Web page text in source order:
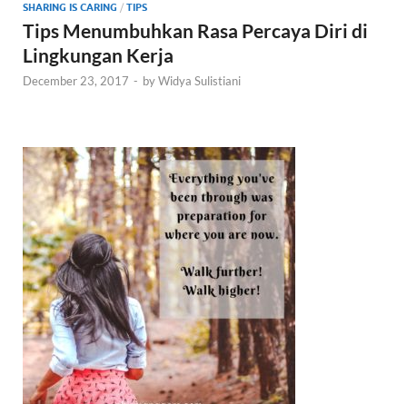
SHARING IS CARING / TIPS
Tips Menumbuhkan Rasa Percaya Diri di
Lingkungan Kerja
December 23, 2017 - byWidya Sulistiani